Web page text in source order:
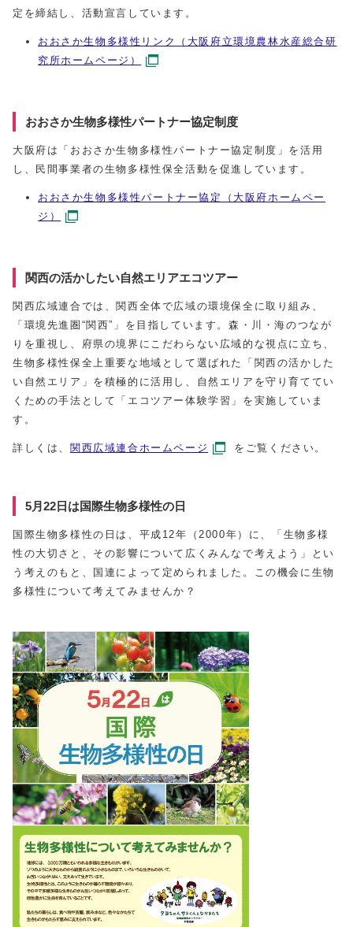
定を締結し、活動宣言しています。
おおさか生物多様性リンク（大阪府立環境農林水産総合研
究所ホームページ）
おおさか生物多様性パートナー協定制度
大阪府は「おおさか生物多様性パートナー協定制度」を活用
し、民間事業者の生物多様性保全活動を促進しています。
おおさか生物多様性パートナー協定（大阪府ホームペー
ジ）
関西の活かしたい自然エリアエコツアー
関西広域連合では、関西全体で広域の環境保全に取り組み、
「環境先進圏“関西”」を目指しています。森・川・海のつなが
りを重視し、府県の境界にこだわらない広域的な視点に立ち、
生物多様性保全上重要な地域として選ばれた「関西の活かした
い自然エリア」を積極的に活用し、自然エリアを守り育ててい
くための手法として「エコツアー体験学習」を実施していま
す。
詳しくは、 関西広域連合ホームページ をご覧ください。
5月22日は国際生物多様性の日
国際生物多様性の日は、平成12年（2000年）に、「生物多様
性の大切さと、その影響について広くみんなで考えよう」とい
う考えのもと、国連によって定められました。この機会に生物
多様性について考えてみませんか？